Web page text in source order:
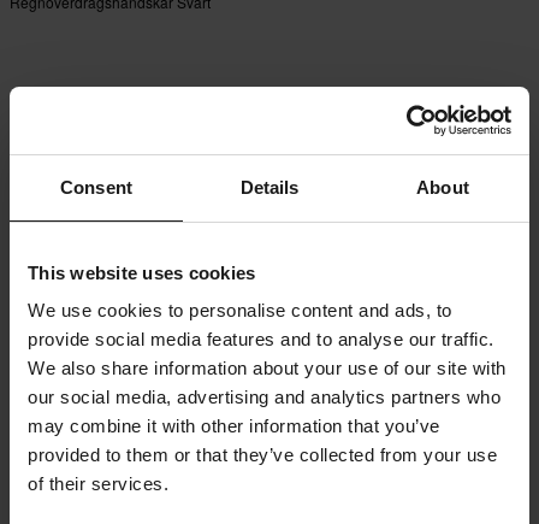
Consent Details About
This website uses cookies
We use cookies to personalise content and ads, to
provide social media features and to analyse our traffic.
We also share information about your use of our site with
our social media, advertising and analytics partners who
may combine it with other information that you’ve
provided to them or that they’ve collected from your use
of their services.